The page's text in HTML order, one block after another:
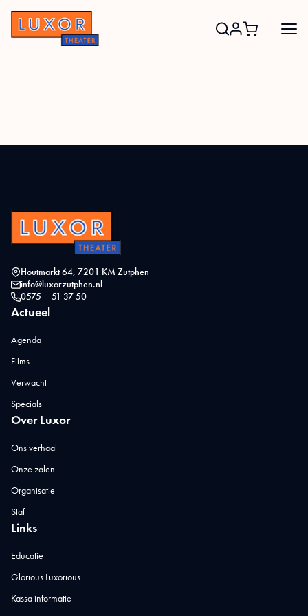
Houtmarkt 64, 7201 KM Zutphen
info@luxorzutphen.nl
0575 – 51 37 50
Actueel
Agenda
Films
Verwacht
Specials
Over Luxor
Ons verhaal
Onze zalen
Organisatie
Staf
Links
Educatie
Glorious Luxorious
Kassa informatie